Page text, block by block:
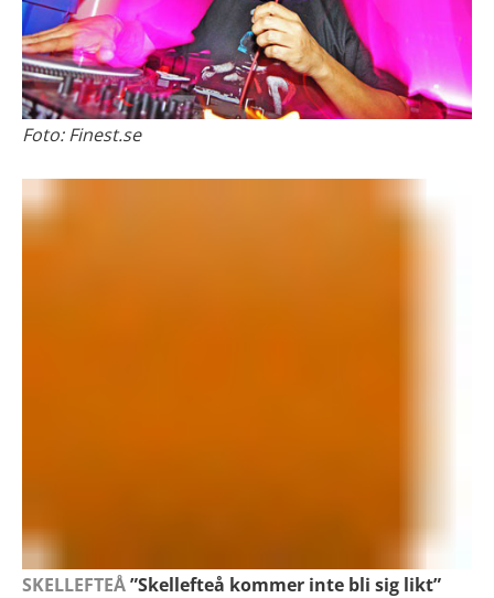
Foto: Finest.se
SKELLEFTEÅ”Skellefteå kommer inte bli sig likt”